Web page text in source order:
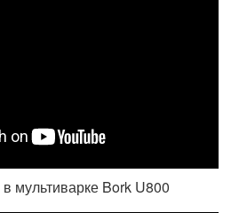
мультиварке Bork U800